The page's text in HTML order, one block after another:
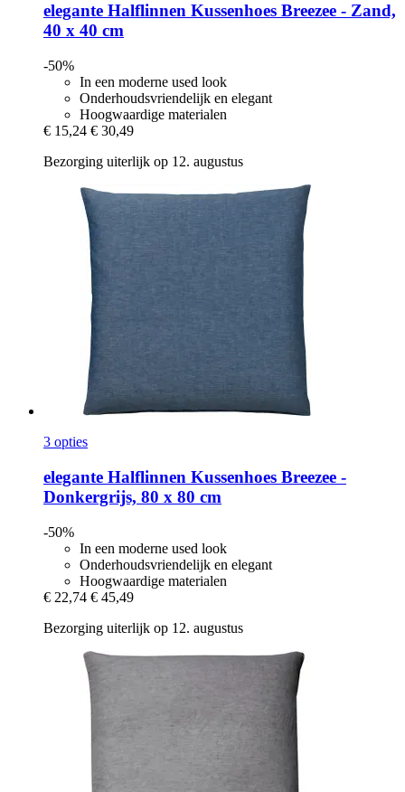
elegante Halflinnen Kussenhoes Breezee -​ Zand,
40 x 40 cm
-50%
In een moderne used look
Onderhoudsvriendelijk en elegant
Hoogwaardige materialen
€ 15,24 € 30,49
Bezorging uiterlijk op 12. augustus
3 opties
elegante Halflinnen Kussenhoes Breezee -​
Donkergrijs, 80 x 80 cm
-50%
In een moderne used look
Onderhoudsvriendelijk en elegant
Hoogwaardige materialen
€ 22,74 € 45,49
Bezorging uiterlijk op 12. augustus